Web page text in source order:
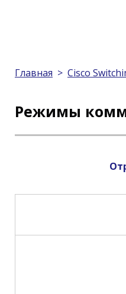
Главная > Cisco
Режимы